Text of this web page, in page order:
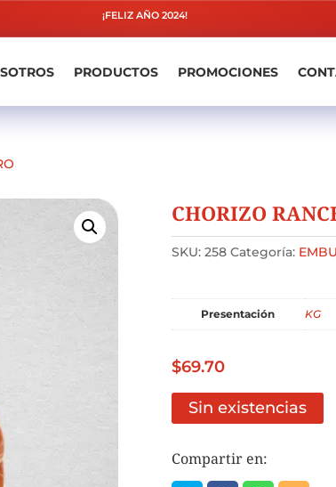
¡FELIZ AÑO 2024!
PRODUCTOS PROMOCIONES
CHORIZO
SKU: 258 Categoría:
Presentación KG
$69.70
Sin existencias
Compartir en: